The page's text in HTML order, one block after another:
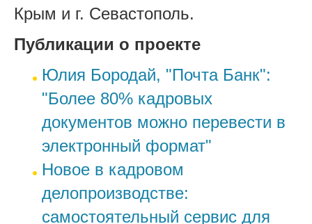
Крым и г. Севастополь.
Публикации о проекте
Юлия Бородай, "Почта Банк":
"Более 80% кадровых
документов можно перевести в
электронный формат"
Новое в кадровом
делопроизводстве:
самостоятельный сервис для